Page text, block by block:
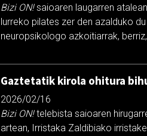
Bizi ON!saioaren laugarren
lurreko pilates zer den azalduko
neuropsikologo azkoitiarrak,
Gaztetatik kirola ohitura
2026/02/16
Bizi ON!telebista saioaren
artean, Irristaka Zaldibiako